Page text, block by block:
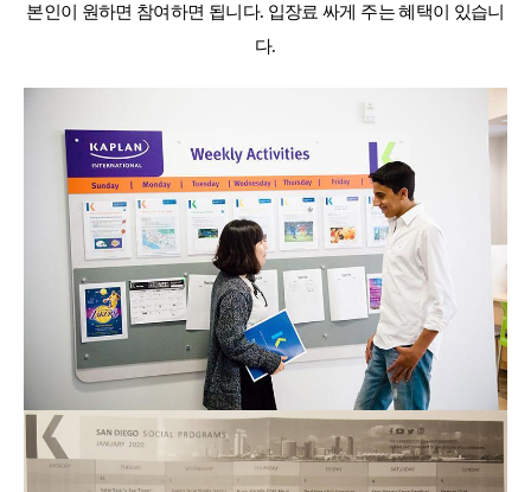
본인이 원하면 참여하면 됩니다. 입장료 싸게 주는 혜택이 있습니
다.